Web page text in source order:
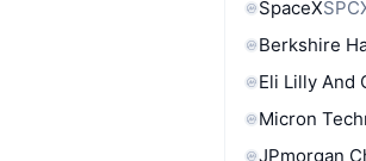
SpaceX
Berkshire
Eli Lilly And
Micron
JPmorgan